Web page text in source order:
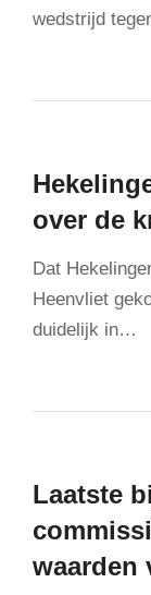
wedstrijd
over de
Dat
Heenvliet
duidelijk in…
Laatste
waarden